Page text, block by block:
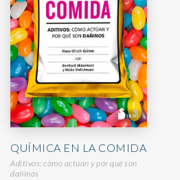
QUÍMICA EN LA COMIDA
Aditivos: cómo actúan y por qué son
dañinos